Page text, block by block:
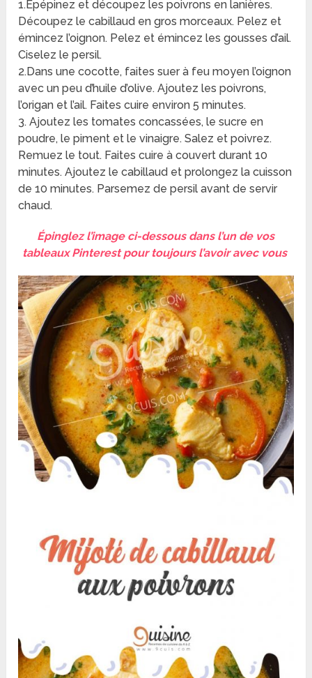
1.Epépinez et découpez les poivrons en lanières.
Découpez le cabillaud en gros morceaux. Pelez et
émincez l’oignon. Pelez et émincez les gousses d’ail.
Ciselez le persil.
2.Dans une cocotte, faites suer à feu moyen l’oignon
avec un peu d’huile d’olive. Ajoutez les poivrons,
l’origan et l’ail. Faites cuire environ 5 minutes.
3. Ajoutez les tomates concassées, le sucre en
poudre, le piment et le vinaigre. Salez et poivrez.
Remuez le tout. Faites cuire à couvert durant 10
minutes. Ajoutez le cabillaud et prolongez la cuisson
de 10 minutes. Parsemez de persil avant de servir
chaud.
Épinglez l’image ci-dessous dans l’un de vos
tableaux Pinterest pour toujours l’avoir avec vous